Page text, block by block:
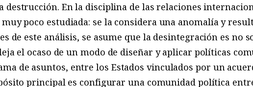
destrucción. En la disciplina de las relaciones
poco estudiada: se la considera una anomalía y
de este análisis, se asume que la desintegración es no
el ocaso de un modo de diseñar y aplicar políticas
de asuntos, entre los Estados vinculados por un
principal es configurar una comunidad política